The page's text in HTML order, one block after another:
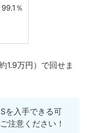
99.1％
1.9万円）で回せま
を入手できる可
注意ください！